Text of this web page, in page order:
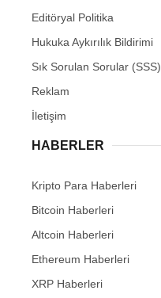
Editöryal Politika
Hukuka Aykırılık Bildirimi
Sık Sorulan Sorular (SSS)
Reklam
İletişim
HABERLER
Kripto Para Haberleri
Bitcoin Haberleri
Altcoin Haberleri
Ethereum Haberleri
XRP Haberleri